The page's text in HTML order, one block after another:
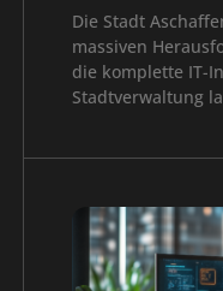
Die Stadt
massiven
die komplette IT-
Stadtverwaltung